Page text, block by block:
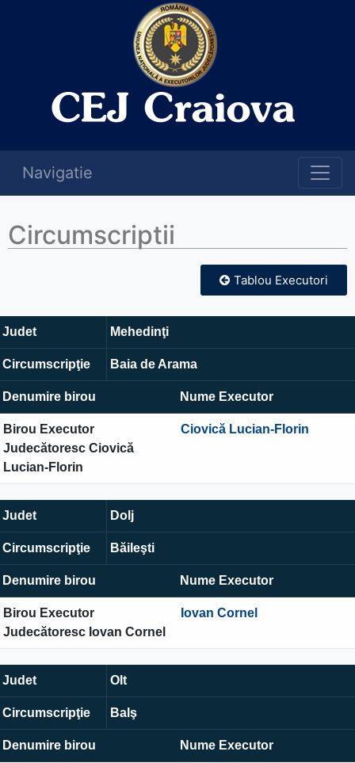
Navigatie
Circumscriptii
Tablou Executori
Denumire birou Nume Executor
Birou Executor
Judecătoresc Ciovică
Lucian-Florin
Ciovică Lucian-Florin
Judet Mehedinţi
Circumscripţie Baia de Arama
Denumire birou Nume Executor
Birou Executor
Judecătoresc Iovan Cornel
Iovan Cornel
Judet Dolj
Circumscripţie Băileşti
Denumire birou Nume Executor
Judet Olt
Circumscripţie Balş